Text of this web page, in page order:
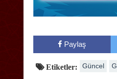
Paylaş
Etiketler: Güncel